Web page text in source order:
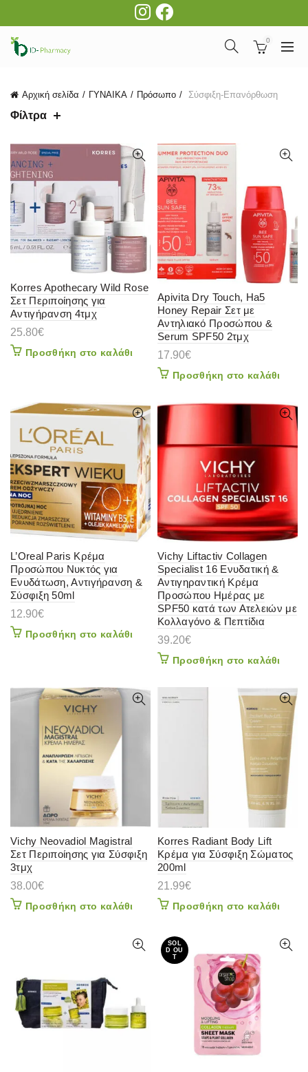
0
Αρχική σελίδα ΓΥΝΑΙΚΑ Πρόσωπο Σύσφιξη-Επανόρθωση
Φίλτρα
Korres Apothecary Wild Rose
Σετ Περιποίησης για
Αντιγήρανση 4τμχ
25.80€
Προσθήκη στο καλάθι
Apivita Dry Touch, Ha5
Honey Repair Σετ με
Αντηλιακό Προσώπου &
Serum SPF50 2τμχ
17.90€
Προσθήκη στο καλάθι
L’Oreal Paris Κρέμα
Προσώπου Νυκτός για
Ενυδάτωση, Αντιγήρανση &
Σύσφιξη 50ml
12.90€
Προσθήκη στο καλάθι
Vichy Liftactiv Collagen
Specialist 16 Ενυδατική &
Αντιγηραντική Κρέμα
Προσώπου Ημέρας με
SPF50 κατά των Ατελειών με
Κολλαγόνο & Πεπτίδια
39.20€
Προσθήκη στο καλάθι
Vichy Neovadiol Magistral
Σετ Περιποίησης για Σύσφιξη
3τμχ
38.00€
Προσθήκη στο καλάθι
Korres Radiant Body Lift
Κρέμα για Σύσφιξη Σώματος
200ml
21.99€
Προσθήκη στο καλάθι
SOL
D OU
T